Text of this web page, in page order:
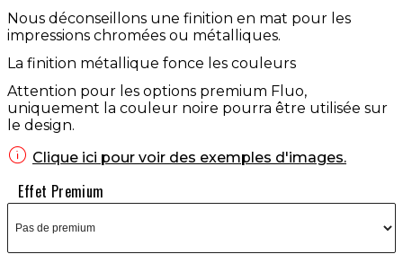
Nous déconseillons une finition en mat pour les
impressions chromées ou métalliques.
La finition métallique fonce les couleurs
Attention pour les options premium Fluo,
uniquement la couleur noire pourra être utilisée sur
le design.
 Clique ici pour voir des exemples d'images.
Effet Premium